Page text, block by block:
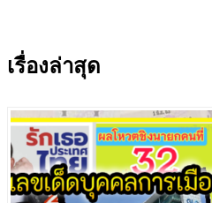
เรื่องล่าสุด